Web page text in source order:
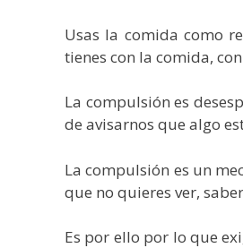
Usas la comida como
tienes con la comida,
La compulsión es
de avisarnos que algo
La compulsión es un
que no quieres ver,
Es por ello por lo que